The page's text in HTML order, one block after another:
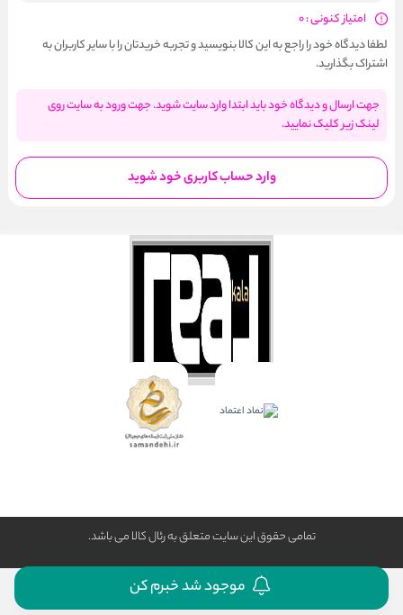
امتیاز کنونی : 0
لطفا دیدگاه خود را راجع به این کالا بنویسید و تجربه خریدتان را با سایر کاربران به
اشتراک بگذارید.
جهت ارسال و دیدگاه خود باید ابتدا وارد سایت شوید. جهت ورود به سایت روی
لینک زیر کلیک نمایید.
وارد حساب کاربری خود شوید
تمامی حقوق این سایت متعلق به رئال كالا می باشد.